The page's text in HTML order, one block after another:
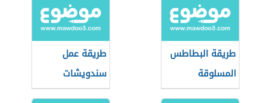
طريقة البطاطس
المسلوقة
طريقة عمل
سندويشات
سريعة للمدرسة